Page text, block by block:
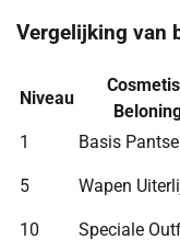
Vergelijking van
Niveau
1
Basis
5 Wapen
10
Speciale